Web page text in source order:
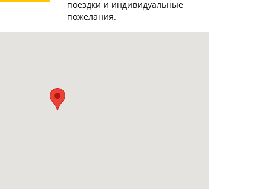
поездки и индивидуальные
пожелания.